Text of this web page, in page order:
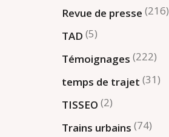
Revue de presse (216)
TAD (5)
Témoignages (222)
temps de trajet (31)
TISSEO (2)
Trains urbains (74)